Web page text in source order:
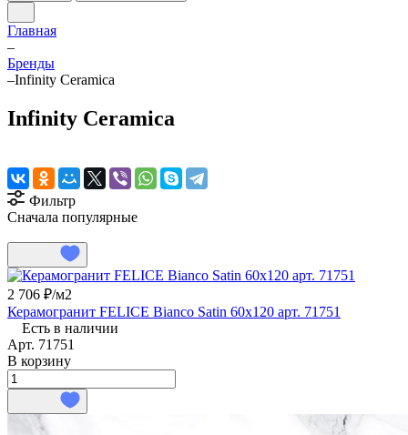
Главная
–
Бренды
–Infinity Ceramica
Infinity Ceramica
Фильтр
Сначала популярные
2 706 ₽/м2
Керамогранит FELICE Bianco Satin 60x120 арт. 71751
Есть в наличии
Арт. 71751
В корзину